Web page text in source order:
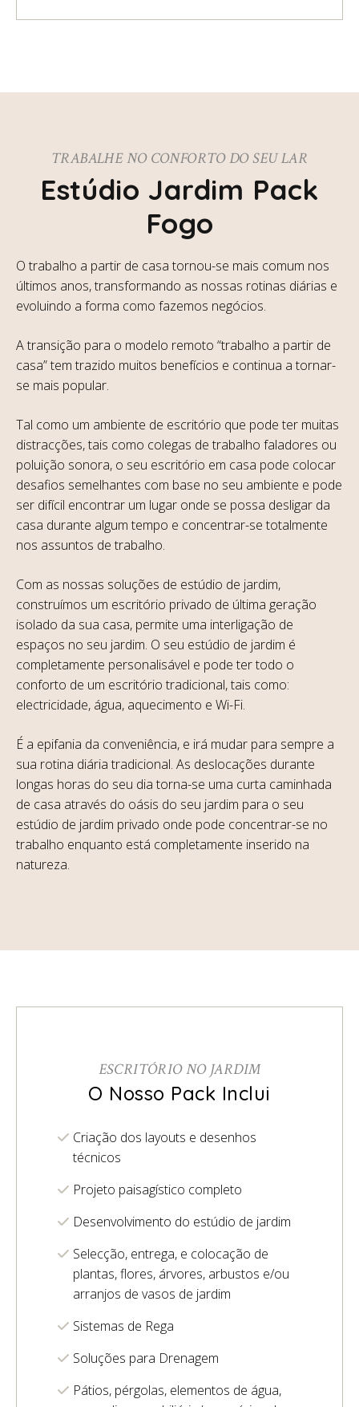
TRABALHE NO CONFORTO DO SEU LAR
Estúdio Jardim Pack
Fogo
O trabalho a partir de casa tornou-se mais comum nos
últimos anos, transformando as nossas rotinas diárias e
evoluindo a forma como fazemos negócios.
A transição para o modelo remoto “trabalho a partir de
casa” tem trazido muitos benefícios e continua a tornar-
se mais popular.
Tal como um ambiente de escritório que pode ter muitas
distracções, tais como colegas de trabalho faladores ou
poluição sonora, o seu escritório em casa pode colocar
desafios semelhantes com base no seu ambiente e pode
ser difícil encontrar um lugar onde se possa desligar da
casa durante algum tempo e concentrar-se totalmente
nos assuntos de trabalho.
Com as nossas soluções de estúdio de jardim,
construímos um escritório privado de última geração
isolado da sua casa, permite uma interligação de
espaços no seu jardim. O seu estúdio de jardim é
completamente personalisável e pode ter todo o
conforto de um escritório tradicional, tais como:
electricidade, água, aquecimento e Wi-Fi.
É a epifania da conveniência, e irá mudar para sempre a
sua rotina diária tradicional. As deslocações durante
longas horas do seu dia torna-se uma curta caminhada
de casa através do oásis do seu jardim para o seu
estúdio de jardim privado onde pode concentrar-se no
trabalho enquanto está completamente inserido na
natureza.
ESCRITÓRIO NO JARDIM
O Nosso Pack Inclui
Criação dos layouts e desenhos
técnicos
Projeto paisagístico completo
Desenvolvimento do estúdio de jardim
Selecção, entrega, e colocação de
plantas, flores, árvores, arbustos e/ou
arranjos de vasos de jardim
Sistemas de Rega
Soluções para Drenagem
Pátios, pérgolas, elementos de água,